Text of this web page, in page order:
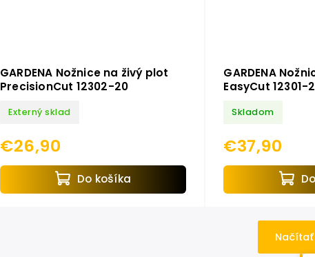
GARDENA Nožnice na živý plot
PrecisionCut 12302-20
Externý sklad
€26,90
Do košíka
GARDENA
EasyCut 12301-
Skladom
€37,90